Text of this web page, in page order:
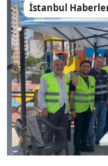
İstanbul